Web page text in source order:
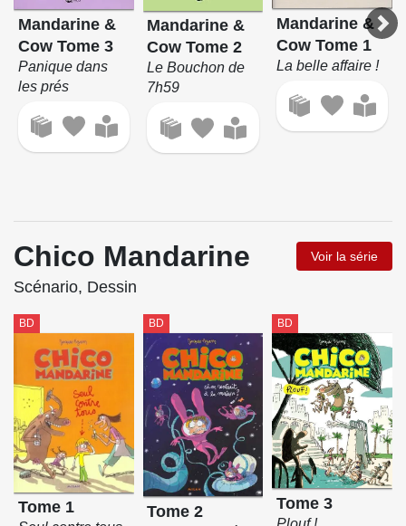
Mandarine &
Cow Tome 3
Panique dans
les prés
Mandarine &
Cow Tome 2
Le Bouchon de
7h59
Mandarine &
Cow Tome 1
La belle affaire !
Chico Mandarine Voir la série
Scénario, Dessin
BD
Tome 1
BD
Tome 2
BD
Tome 3